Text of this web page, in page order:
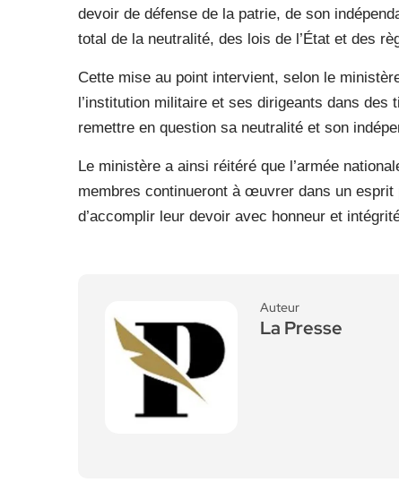
devoir de défense de la patrie, de son
total de la neutralité, des lois de l’État et des
Cette mise au point intervient, selon le
l’institution militaire et ses dirigeants dans
remettre en question sa neutralité et son
Le ministère a ainsi réitéré que l’armée
membres continueront à œuvrer dans un esprit
d’accomplir leur devoir avec honneur et
Auteur
La Presse